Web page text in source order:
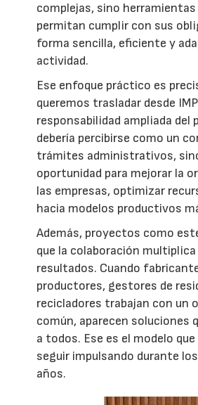
complejas, sino herramientas
permitan cumplir con sus
forma sencilla, eficiente y
actividad.
Ese enfoque práctico es
queremos trasladar desde
responsabilidad ampliada del
debería percibirse como un
trámites administrativos,
oportunidad para mejorar la
las empresas, optimizar
hacia modelos productivos
Además, proyectos como
que la colaboración
resultados. Cuando
productores, gestores de
recicladores trabajan con un
común, aparecen soluciones
a todos. Ese es el modelo
seguir impulsando durante
años.